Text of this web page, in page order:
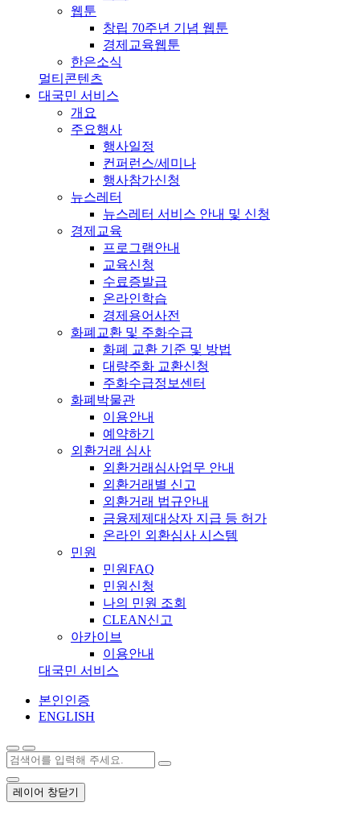
웹툰
창립 70주년 기념 웹툰
경제교육웹툰
한은소식
멀티콘텐츠
대국민 서비스
개요
주요행사
행사일정
컨퍼런스/세미나
행사참가신청
뉴스레터
뉴스레터 서비스 안내 및 신청
경제교육
프로그램안내
교육신청
수료증발급
온라인학습
경제용어사전
화폐교환 및 주화수급
화폐 교환 기준 및 방법
대량주화 교환신청
주화수급정보센터
화폐박물관
이용안내
예약하기
외환거래 심사
외환거래심사업무 안내
외환거래별 신고
외환거래 법규안내
금융제제대상자 지급 등 허가
온라인 외환심사 시스템
민원
민원FAQ
민원신청
나의 민원 조회
CLEAN신고
아카이브
이용안내
대국민 서비스
본인인증
ENGLISH
레이어 창닫기